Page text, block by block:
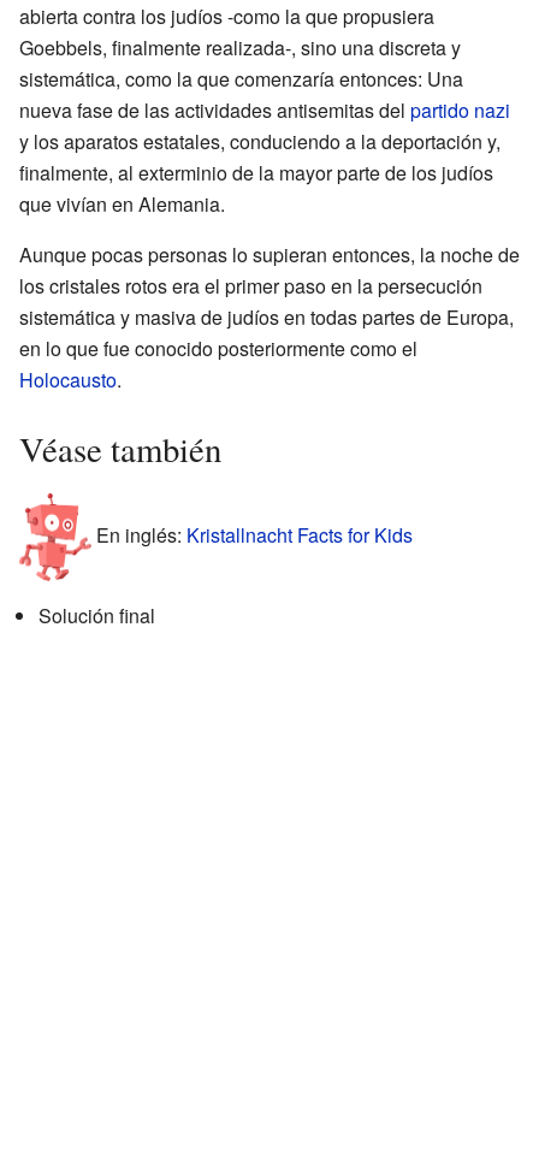
abierta contra los judíos -como la que propusiera
Goebbels, finalmente realizada-, sino una discreta y
sistemática, como la que comenzaría entonces: Una
nueva fase de las actividades antisemitas del partido nazi
y los aparatos estatales, conduciendo a la deportación y,
finalmente, al exterminio de la mayor parte de los judíos
que vivían en Alemania.
Aunque pocas personas lo supieran entonces, la noche de
los cristales rotos era el primer paso en la persecución
sistemática y masiva de judíos en todas partes de Europa,
en lo que fue conocido posteriormente como el
Holocausto.
Véase también
En inglés: Kristallnacht Facts for Kids
Solución final